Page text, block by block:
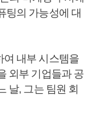
팅의 가능성에 대
여 내부 시스템을
외부 기업들과 공
날, 그는 팀원 회